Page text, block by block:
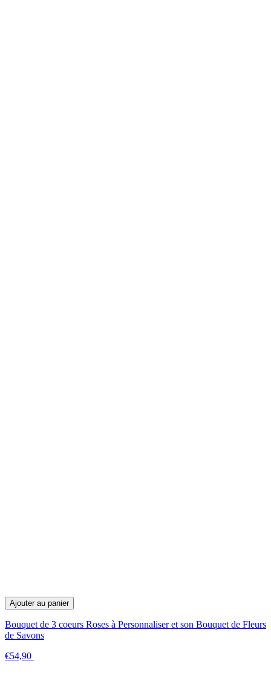
Ajouter au panier
Bouquet de 3 coeurs Roses à Personnaliser et son Bouquet de Fleurs
de Savons
€54,90